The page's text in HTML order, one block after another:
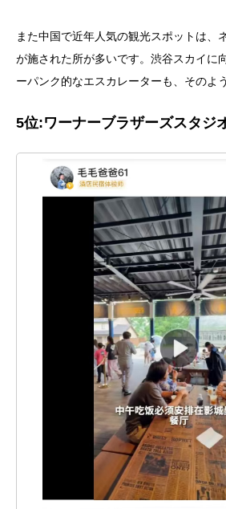
また中国で近年人気の観光スポットは、
が施された所が多いです。渋谷スカイに
ーパンク的なエスカレーターも、そのよ
5位:ワーナーブラザーズスタジ